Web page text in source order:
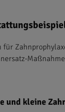
für
und kleine